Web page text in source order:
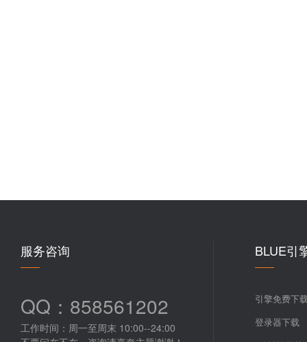
服务咨询
QQ：858561202
工作时间：周一至周末 10:00--24:00
BLUE引
引擎免费下
登录器下载